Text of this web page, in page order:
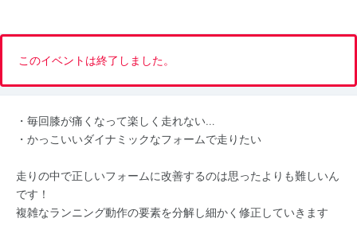
このイベントは終了しました。
・毎回膝が痛くなって楽しく走れない…
・かっこいいダイナミックなフォームで走りたい
走りの中で正しいフォームに改善するのは思ったよりも難しいん
です！
複雑なランニング動作の要素を分解し細かく修正していきます